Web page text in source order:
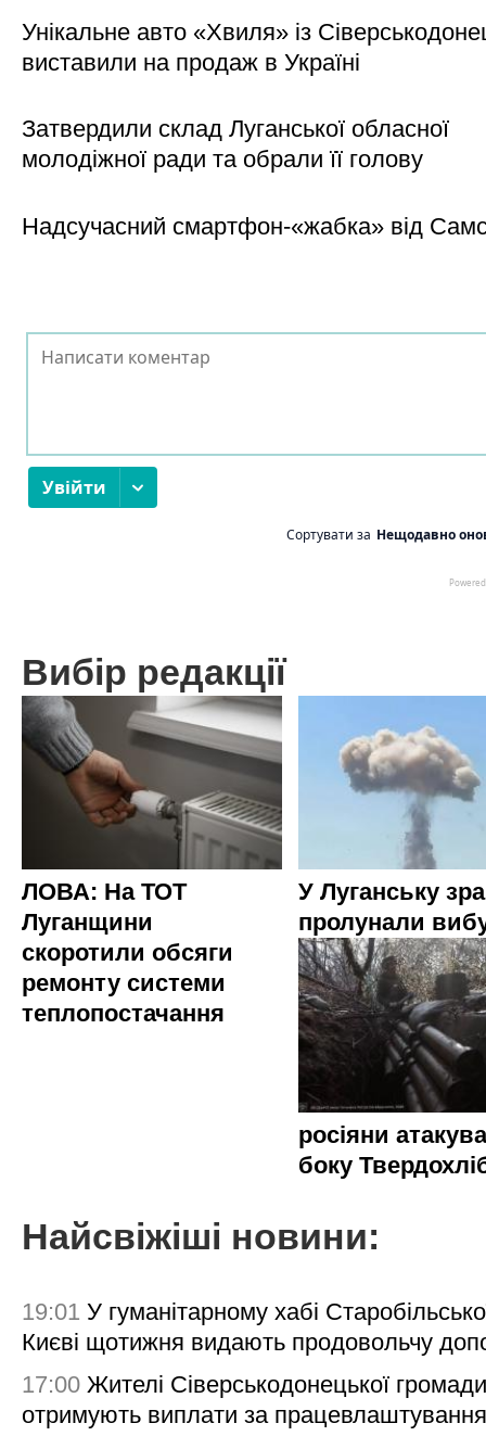
Унікальне авто «Хвиля» із
виставили на продаж в Україні
Затвердили склад Луганської обласної
молодіжної ради та обрали її голову
Надсучасний смартфон-«жабка» від
Вибір редакції
ЛОВА: На ТОТ
Луганщини
скоротили обсяги
ремонту системи
теплопостачання
У Луганську
пролунали
росіяни
боку
Найсвіжіші новини:
19:01 У гуманітарному хабі
Києві щотижня видають продовольчу
17:00 Жителі Сіверськодонецької
отримують виплати за